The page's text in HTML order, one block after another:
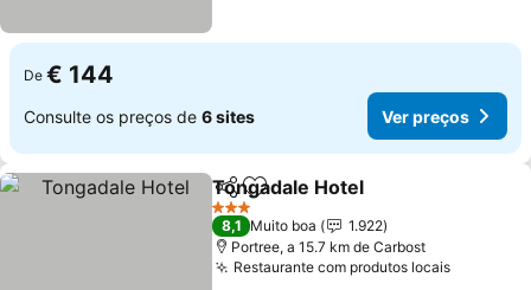
De € 144
Consulte os preços de 6 sites Ver preços
PartilharAdicionar aos favoritos
Tongadale Hotel
3 Estrelas
8,1 Muito boa
1.922
Portree, a 15.7 km de Carbost
Restaurante com produtos locais